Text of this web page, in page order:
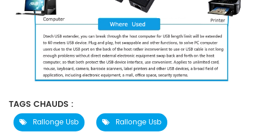
TAGS CHAUDS :
Rallonge Usb Rallonge Usb